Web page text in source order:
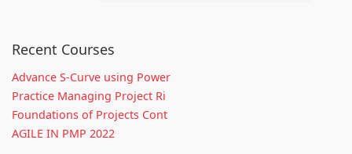
Recent Courses
Advance S-Curve using Power
Practice Managing Project Ri
Foundations of Projects Cont
AGILE IN PMP 2022